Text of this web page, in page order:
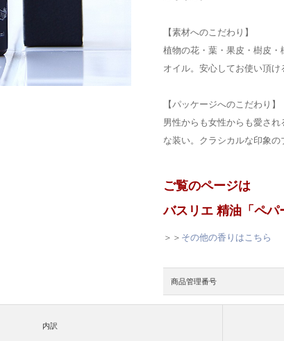
【素材へのこだわり】
植物の花・葉・果皮・樹皮
オイル。安心してお使い頂
【パッケージへのこだわり】
男性からも女性からも愛さ
な装い。クラシカルな印象
ご覧のページは
バスリエ 精油「ペ
＞＞ その他の香りはこちら
商品管理番号
内訳